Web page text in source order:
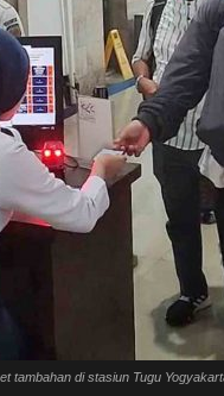
tambahan di stasiun Tugu